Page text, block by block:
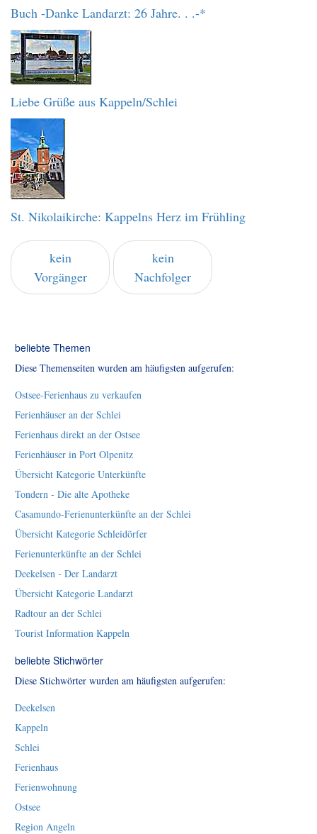
Buch -Danke Landarzt: 26 Jahre. . .-*
Liebe Grüße aus Kappeln/Schlei
St. Nikolaikirche: Kappelns Herz im Frühling
kein
Vorgänger
kein
Nachfolger
beliebte Themen
Diese Themenseiten wurden am häufigsten aufgerufen:
Ostsee-Ferienhaus zu verkaufen
Ferienhäuser an der Schlei
Ferienhaus direkt an der Ostsee
Ferienhäuser in Port Olpenitz
Übersicht Kategorie Unterkünfte
Tondern - Die alte Apotheke
Casamundo-Ferienunterkünfte an der Schlei
Übersicht Kategorie Schleidörfer
Ferienunterkünfte an der Schlei
Deekelsen - Der Landarzt
Übersicht Kategorie Landarzt
Radtour an der Schlei
Tourist Information Kappeln
beliebte Stichwörter
Diese Stichwörter wurden am häufigsten aufgerufen:
Deekelsen
Kappeln
Schlei
Ferienhaus
Ferienwohnung
Ostsee
Region Angeln